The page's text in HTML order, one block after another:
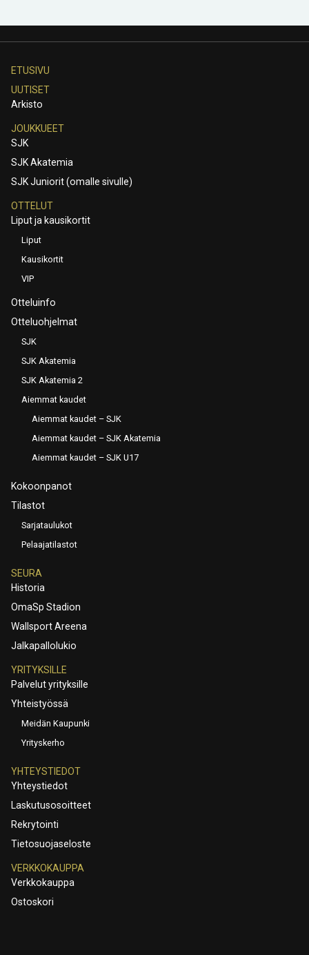
ETUSIVU
UUTISET
Arkisto
JOUKKUEET
SJK
SJK Akatemia
SJK Juniorit (omalle sivulle)
OTTELUT
Liput ja kausikortit
Liput
Kausikortit
VIP
Otteluinfo
Otteluohjelmat
SJK
SJK Akatemia
SJK Akatemia 2
Aiemmat kaudet
Aiemmat kaudet – SJK
Aiemmat kaudet – SJK Akatemia
Aiemmat kaudet – SJK U17
Kokoonpanot
Tilastot
Sarjataulukot
Pelaajatilastot
SEURA
Historia
OmaSp Stadion
Wallsport Areena
Jalkapallolukio
YRITYKSILLE
Palvelut yrityksille
Yhteistyössä
Meidän Kaupunki
Yrityskerho
YHTEYSTIEDOT
Yhteystiedot
Laskutusosoitteet
Rekrytointi
Tietosuojaseloste
VERKKOKAUPPA
Verkkokauppa
Ostoskori